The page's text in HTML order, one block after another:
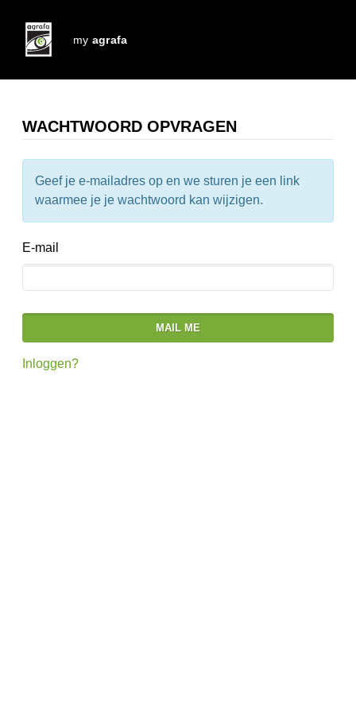
my agrafa
WACHTWOORD OPVRAGEN
Geef je e-mailadres op en we sturen je een link
waarmee je je wachtwoord kan wijzigen.
E-mail
MAIL ME
Inloggen?